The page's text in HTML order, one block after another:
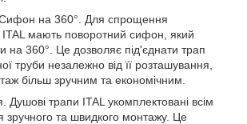
на 360°. Для спрощення
мають поворотний сифон, який
на 360°. Це дозволяє під'єднати трап
труби незалежно від її розташування,
більш зручним та економічним.
Душові трапи ITAL укомплектовані всім
зручного та швидкого монтажу. Це